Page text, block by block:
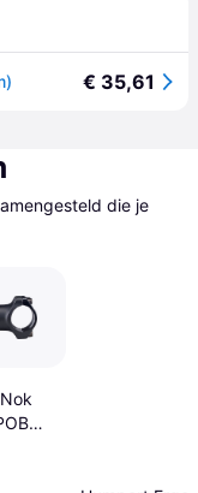
€ 35,61
die je